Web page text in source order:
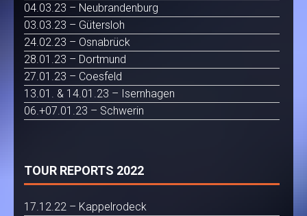
04.03.23 – Neubrandenburg
03.03.23 – Gütersloh
24.02.23 – Osnabrück
28.01.23 – Dortmund
27.01.23 – Coesfeld
13.01. & 14.01.23 – Isernhagen
06.+07.01.23 – Schwerin
TOUR REPORTS 2022
17.12.22 – Kappelrodeck